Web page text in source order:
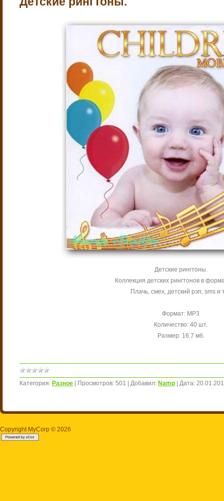
Детские рингтоны.
Коллекция детских рингтонов в
Плачь, смех, детский рэп, sms и
Формат: МР3
Количество: 40 шт.
Размер: 16.7 мб.
Категория: Разное Просмотров: 501 Добавил: Namp Дата:
Copyright MyCorp © 2026